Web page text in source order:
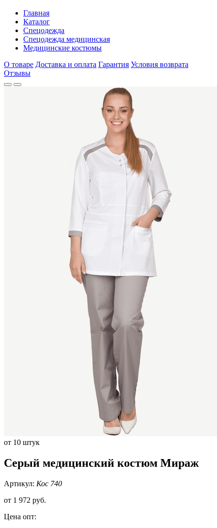
Главная
Каталог
Спецодежда
Спецодежда медицинская
Медицинские костюмы
О товаре Доставка и оплата Гарантия Условия возврата
Отзывы
от 10 штук
Серый медицинский костюм Мираж
Артикул: Кос 740
от 1 972 руб.
Цена опт: